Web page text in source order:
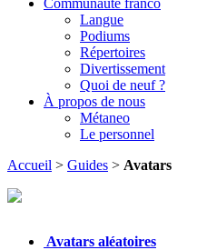
Communauté franco
Langue
Podiums
Répertoires
Divertissement
Quoi de neuf ?
À propos de nous
Métaneo
Le personnel
Accueil > Guides > Avatars
Avatars aléatoires